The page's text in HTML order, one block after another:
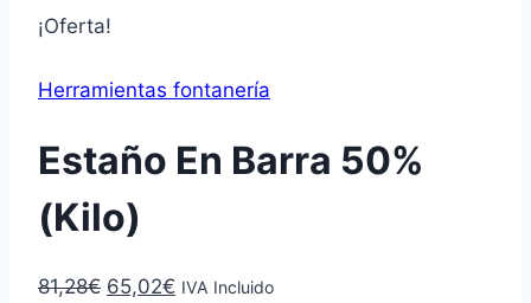
¡Oferta!
Herramientas fontanería
Estaño En Barra 50%
(Kilo)
81,28€ El
65,02€ El
IVA Incluido